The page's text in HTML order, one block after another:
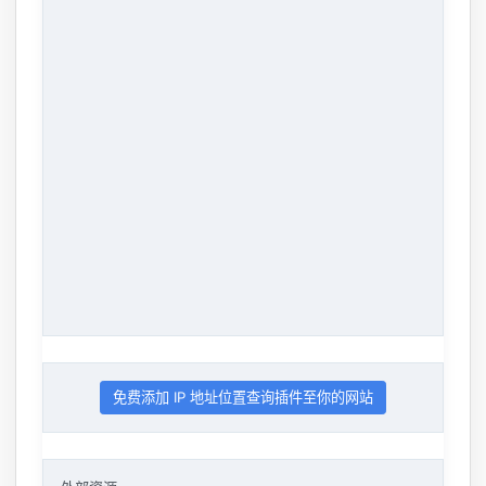
免费添加 IP 地址位置查询插件至你的网站